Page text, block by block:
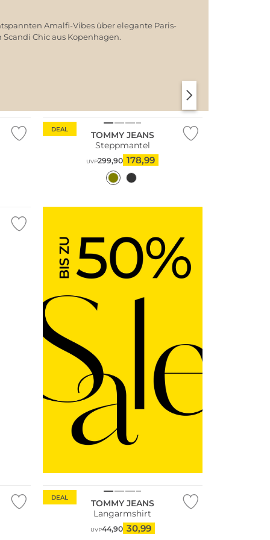
Amalfi-Vibes über elegante Paris-
Chic aus Kopenhagen.
DEAL
TOMMY JEANS
Steppmantel
UVP299,90 178,99
DEAL
TOMMY JEANS
Langarmshirt
UVP44,90 30,99